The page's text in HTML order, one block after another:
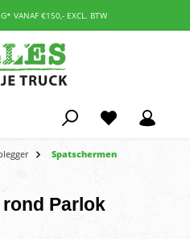
VANAF €150,- EXCL. BTW
Spatschermen
Parlok